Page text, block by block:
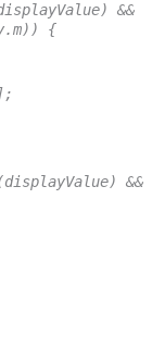
&&
{
&&